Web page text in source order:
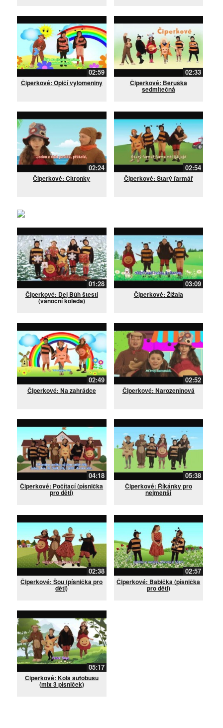
02:59
Čiperkové: Opičí vylomeniny
02:33
Čiperkové: Beruška
sedmitečná
02:24
Čiperkové: Citronky
02:54
Čiperkové: Starý farmář
01:28
Čiperkové: Dej Bůh štestí
(vánoční koleda)
03:09
Čiperkové: Žížala
02:49
Čiperkové: Na zahrádce
02:52
Čiperkové: Narozeninová
04:18
Čiperkové: Počítací (písnička
pro děti)
05:38
Čiperkové: Říkánky pro
nejmenší
02:38
Čiperkové: Šou (písnička pro
děti)
02:57
Čiperkové: Babička (písnička
pro děti)
05:17
Čiperkové: Kola autobusu
(mix 3 písniček)